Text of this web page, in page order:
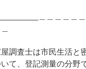
調査士は市民生活と
て、登記測量の分野